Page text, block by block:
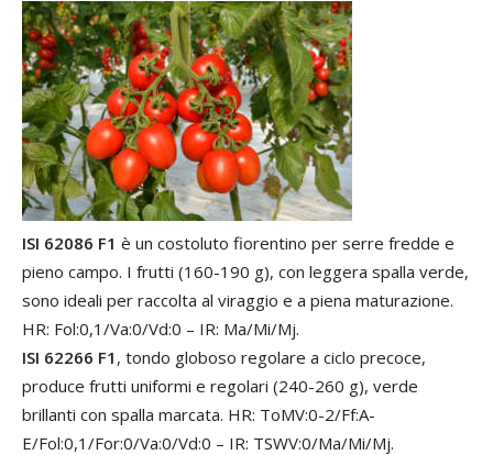
ISI 62086 F1 è un costoluto fiorentino per serre fredde e
pieno campo. I frutti (160-190 g), con leggera spalla verde,
sono ideali per raccolta al viraggio e a piena maturazione.
HR: Fol:0,1/Va:0/Vd:0 – IR: Ma/Mi/Mj.
ISI 62266 F1 , tondo globoso regolare a ciclo precoce,
produce frutti uniformi e regolari (240-260 g), verde
brillanti con spalla marcata. HR: ToMV:0-2/Ff:A-
E/Fol:0,1/For:0/Va:0/Vd:0 – IR: TSWV:0/Ma/Mi/Mj.